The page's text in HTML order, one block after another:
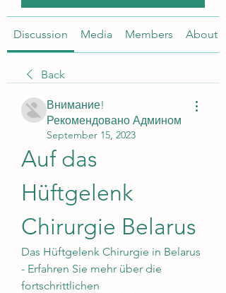
Discussion Media Members About
Back
Внимание!
Рекомендовано Админом
September 15, 2023
Auf das
Hüftgelenk
Chirurgie Belarus
Das Hüftgelenk Chirurgie in Belarus
- Erfahren Sie mehr über die
fortschrittlichen